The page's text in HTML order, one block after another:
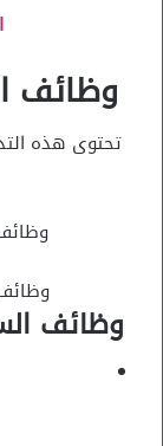
وظائف
تحتوى هذه
وظائف